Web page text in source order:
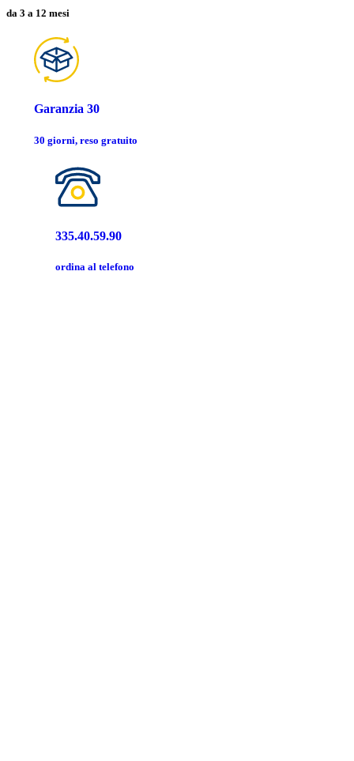
da 3 a 12 mesi
Garanzia 30
30 giorni, reso gratuito
335.40.59.90
ordina al telefono